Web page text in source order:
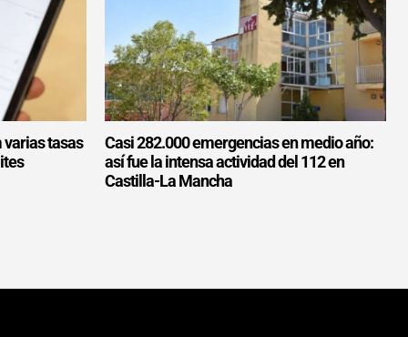
varias tasas
Casi 282.000 emergencias en medio año:
así fue la intensa actividad del 112 en
Castilla-La Mancha